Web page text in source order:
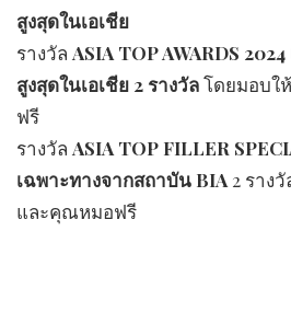
สูงสุดในเอเชีย
รางวัล ASIA TOP AWARDS
สูงสุดในเอเชีย 2 รางวัลโดยมอบ
ฟรี
รางวัล ASIA TOP FILLER
เฉพาะทางจากสถาบัน BIA 2 ราง
และคุณหมอฟรี